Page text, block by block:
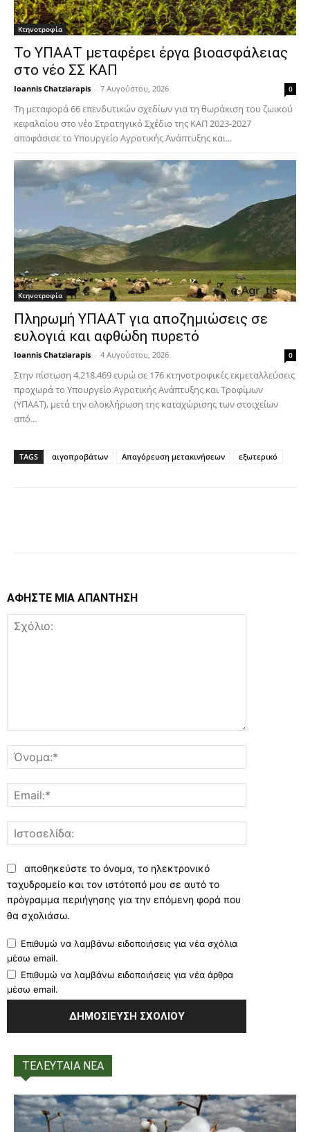
Κτηνοτροφία
Το ΥΠΑΑΤ μεταφέρει έργα βιοασφάλειας
στο νέο ΣΣ ΚΑΠ
Ioannis Chatziarapis - 7 Αυγούστου, 2026 0
Τη μεταφορά 66 επενδυτικών σχεδίων για τη θωράκιση του ζωικού
κεφαλαίου στο νέο Στρατηγικό Σχέδιο της ΚΑΠ 2023-2027
αποφάσισε το Υπουργείο Αγροτικής Ανάπτυξης και...
Κτηνοτροφία
Πληρωμή ΥΠΑΑΤ για αποζημιώσεις σε
ευλογιά και αφθώδη πυρετό
Ioannis Chatziarapis - 4 Αυγούστου, 2026 0
Στην πίστωση 4.218.469 ευρώ σε 176 κτηνοτροφικές εκμεταλλεύσεις
προχωρά το Υπουργείο Αγροτικής Ανάπτυξης και Τροφίμων
(ΥΠΑΑΤ), μετά την ολοκλήρωση της καταχώρισης των στοιχείων
από...
TAGS αιγοπροβάτων Απαγόρευση μετακινήσεων εξωτερικό
ΑΦΗΣΤΕ ΜΙΑ ΑΠΑΝΤΗΣΗ
αποθηκεύστε το όνομα, το ηλεκτρονικό
ταχυδρομείο και τον ιστότοπό μου σε αυτό το
πρόγραμμα περιήγησης για την επόμενη φορά που
θα σχολιάσω.
Επιθυμώ να λαμβάνω ειδοποιήσεις για νέα σχόλια
μέσω email.
Επιθυμώ να λαμβάνω ειδοποιήσεις για νέα άρθρα
μέσω email.
ΤΕΛΕΥΤΑΙΑ ΝΕΑ